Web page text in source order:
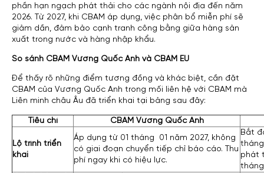
phần hạn ngạch phát thải cho các ngành nội địa đến năm
2026. Từ 2027, khi CBAM áp dụng, việc phân bổ miễn phí sẽ
giảm dần, đảm bảo cạnh tranh công bằng giữa hàng sản
xuất trong nước và hàng nhập khẩu.
So sánh CBAM Vương Quốc Anh và CBAM EU
Để thấy rõ những điểm tương đồng và khác biệt, cần đặt
CBAM của Vương Quốc Anh trong mối liên hệ với CBAM mà
Liên minh châu Âu đã triển khai tại bảng sau đây:
Tiêu chí CBAM Vương Quốc Anh
Lộ trình triển
khai
Áp dụng từ 01 tháng 01 năm 2027, không
có giai đoạn chuyển tiếp chỉ báo cáo. Thu
phí ngay khi có hiệu lực.
Bắt
phát
tháng